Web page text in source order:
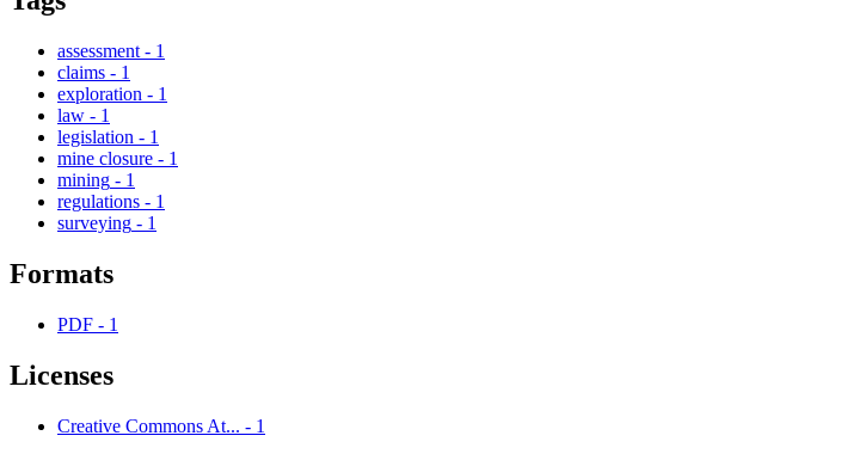
assessment - 1
claims - 1
exploration - 1
law - 1
legislation - 1
mine closure - 1
mining - 1
regulations - 1
surveying - 1
Formats
PDF - 1
Licenses
Creative Commons At... - 1